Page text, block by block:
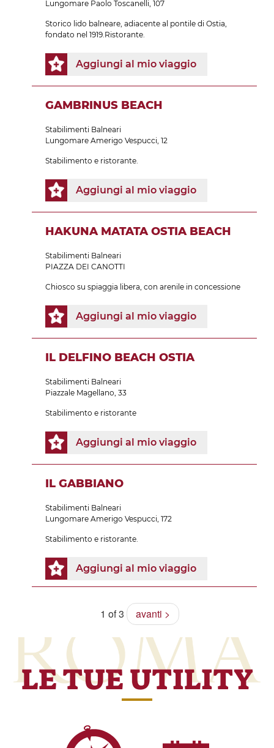
Lungomare Paolo Toscanelli, 107
Storico lido balneare, adiacente al pontile di Ostia,
fondato nel 1919.Ristorante.
Aggiungi al mio viaggio
GAMBRINUS BEACH
Stabilimenti Balneari
Lungomare Amerigo Vespucci, 12
Stabilimento e ristorante.
Aggiungi al mio viaggio
HAKUNA MATATA OSTIA BEACH
Stabilimenti Balneari
PIAZZA DEI CANOTTI
Chiosco su spiaggia libera, con arenile in concessione
Aggiungi al mio viaggio
IL DELFINO BEACH OSTIA
Stabilimenti Balneari
Piazzale Magellano, 33
Stabilimento e ristorante
Aggiungi al mio viaggio
IL GABBIANO
Stabilimenti Balneari
Lungomare Amerigo Vespucci, 172
Stabilimento e ristorante.
Aggiungi al mio viaggio
1 of 3 avanti >
LE TUE UTILITY